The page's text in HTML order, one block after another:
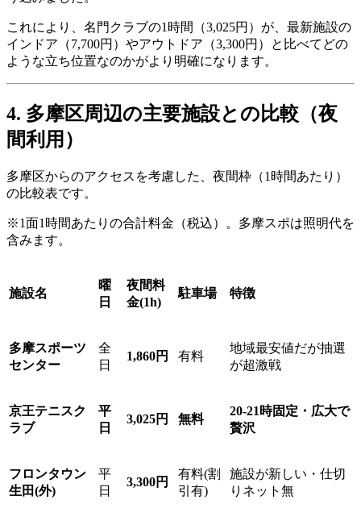
これにより、名門クラブの1時間（3,025円）が、最新施設の
インドア（7,700円）やアウトドア（3,300円）と比べてどの
ような立ち位置なのかがより明確になります。
4. 多摩区周辺の主要施設との比較（夜
間利用）
多摩区からのアクセスを考慮した、夜間枠（1時間あたり）
の比較表です。
※1面1時間あたりの合計料金（税込）。多摩スポは照明代を
含みます。
施設名
曜
日
夜間料
金(1h)
駐車場 特徴
多摩スポーツ
センター
全
日
1,860円 有料
地域最安値だが抽選
が超激戦
京王テニスク
ラブ
平
日
3,025円 無料
20-21時固定・広大で
贅沢
フロンタウン
生田(外)
平
日
3,300円
有料(割
引有)
施設が新しい・仕切
りネット無